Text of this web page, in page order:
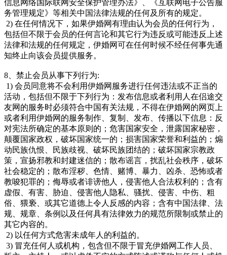
信息网络国际联网安全保护管理办法》、《互联网电子公告服
务管理规定》等相关中国法律法规的任何及所有的规定。
2) 在任何情况下，如果伊婚网有理由认为会员的任何行为，
包括但不限于会员的任何言论和其它行为违反或可能违反上述
法律和法规的任何规定，伊婚网可在任何时候不经任何事先通
知终止向该会员提供服务。
8、禁止会员从事下列行为:
1) 会员同意将不会利用伊婚网服务进行任何违法或不正当的
活动，包括但不限于下列行为：发布信息或者利用人在侣途交
友网的服务时必须符合中国有关法规，不得在伊婚网的网页上
或者利用伊婚网的服务制作、复制、发布、传播以下信息：反
对宪法所确定的基本原则的；危害国家安全，泄露国家秘密，
颠覆国家政权，破坏国家统一的；损害国家荣誉和利益的；煽
动民族仇恨、民族歧视、破坏民族团结的；破坏国家宗教政
策，宣扬邪教和封建迷信的；散布谣言，扰乱社会秩序，破坏
社会稳定的；散布淫秽、色情、赌博、暴力、凶杀、恐怖或者
教唆犯罪的；侮辱或者诽谤他人，侵害他人合法权利的；含有
虚假、有害、胁迫、侵害他人隐私、骚扰、侵害、中伤、粗
俗、猥亵、或其它道德上令人反感的内容；含有中国法律、法
规、规章、条例以及任何具有法律效力的规范所限制或禁止的
其它内容的。
2) 以任何方式危害未成年人的利益的。
3) 冒充任何人或机构，包含但不限于冒充伊婚网工作人员、